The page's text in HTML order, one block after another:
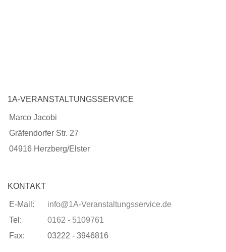
1A-VERANSTALTUNGSSERVICE
Marco Jacobi
Gräfendorfer Str. 27
04916 Herzberg/Elster
KONTAKT
E-Mail:
info@1A-Veranstaltungsservice.de
Tel:
0162 - 5109761
Fax:
03222 - 3946816